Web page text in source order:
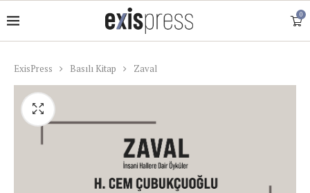
0
ExisPress Basılı Kitap Zaval